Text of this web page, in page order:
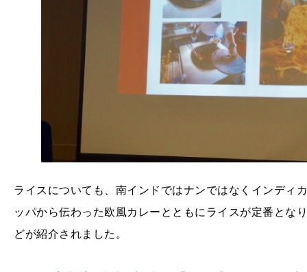
ライスについても、南インドではナンではなくインディ
ッパから伝わった欧風カレーとともにライスが定番とな
どが紹介されました。